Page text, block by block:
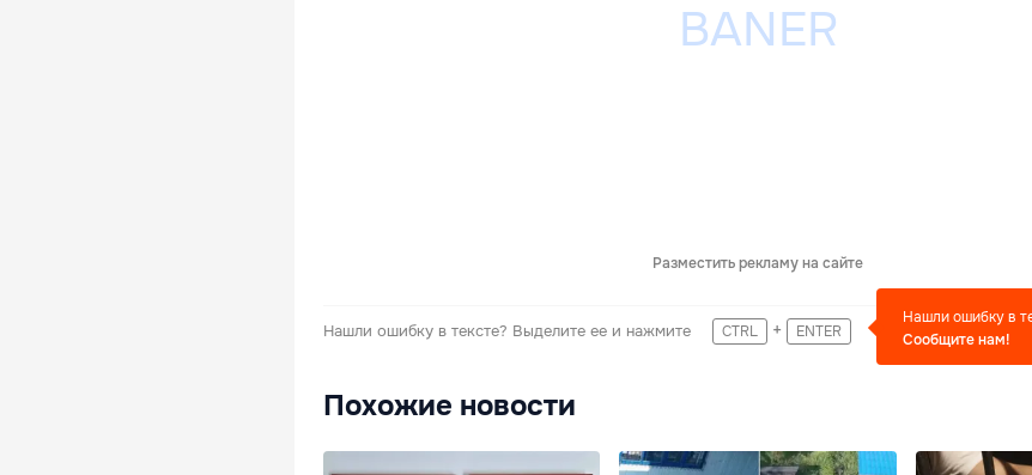
Разместить рекламу на сайте
Нашли ошибку в тексте? Выделите ее и нажмите CTRL + ENTER
Нашли ошибку в
Сообщите нам!
Похожие новости